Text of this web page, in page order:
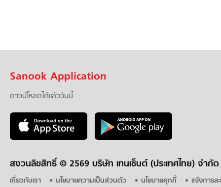
Sanook Application
ดาวน์โหลดได้แล้ววันนี้
สงวนลิขสิทธิ์ © 2569 บริษัท เทนเซ็นต์ (ประเทศไทย) จำกัด
เกี่ยวกับเรา นโยบายความเป็นส่วนตัว นโยบายคุกกี้ แจ้งการล